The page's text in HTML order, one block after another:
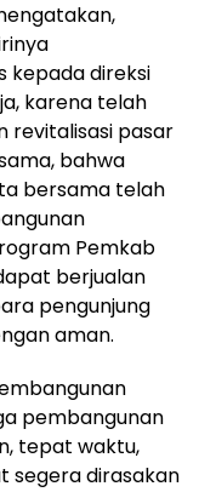
kepada direksi
karena telah
revitalisasi pasar
bahwa
bersama telah
Pemkab
berjualan
pengunjung
aman.
pembangunan
tepat waktu,
segera dirasakan